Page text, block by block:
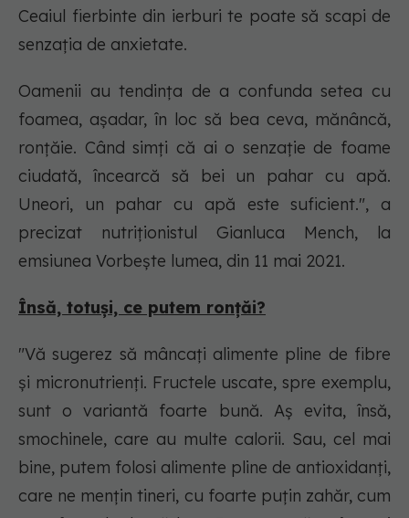
Ceaiul fierbinte din ierburi te poate să scapi de
senzația de anxietate.
Oamenii au tendința de a confunda setea cu
foamea, așadar, în loc să bea ceva, mănâncă,
ronțăie. Când simți că ai o senzație de foame
ciudată, încearcă să bei un pahar cu apă.
Uneori, un pahar cu apă este suficient.", a
precizat nutriționistul Gianluca Mench, la
emsiunea Vorbește lumea, din 11 mai 2021.
Însă, totuși, ce putem ronțăi?
"Vă sugerez să mâncați alimente pline de fibre
și micronutrienți. Fructele uscate, spre exemplu,
sunt o variantă foarte bună. Aș evita, însă,
smochinele, care au multe calorii. Sau, cel mai
bine, putem folosi alimente pline de antioxidanți,
care ne mențin tineri, cu foarte puțin zahăr, cum